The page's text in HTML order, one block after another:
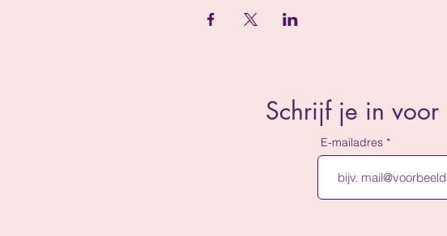
Schrijf je in
E-mailadres